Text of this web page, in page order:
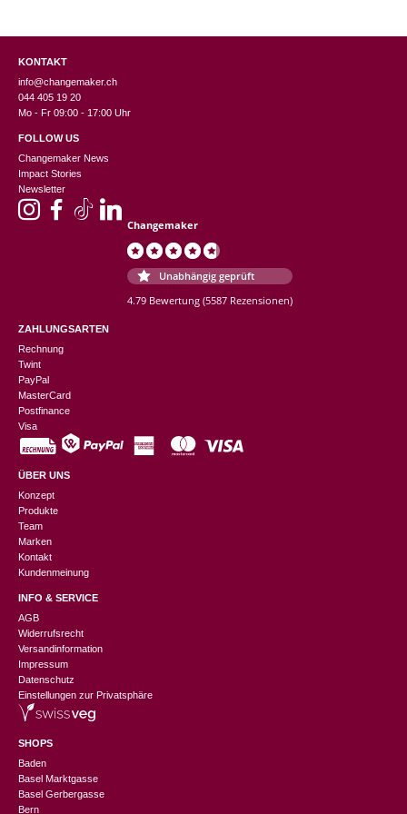
KONTAKT
info@changemaker.ch
044 405 19 20
Mo - Fr 09:00 - 17:00 Uhr
FOLLOW US
Changemaker News
Impact Stories
Newsletter
Changemaker
Unabhängig geprüft
4.79 Bewertung (5587 Rezensionen)
ZAHLUNGSARTEN
Rechnung
Twint
PayPal
MasterCard
Postfinance
Visa
ÜBER UNS
Konzept
Produkte
Team
Marken
Kontakt
Kundenmeinung
INFO & SERVICE
AGB
Widerrufsrecht
Versandinformation
Impressum
Datenschutz
Einstellungen zur Privatsphäre
SHOPS
Baden
Basel Marktgasse
Basel Gerbergasse
Bern